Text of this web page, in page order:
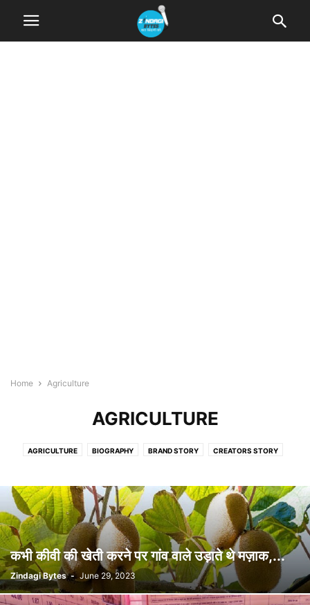
Home Agriculture
AGRICULTURE
AGRICULTURE BIOGRAPHY BRAND STORY CREATORS STORY
SOCIAL STORY STARTUP STORY SUCCESS STORY TOP STORY
VIDEO
कभी कीवी की खेती करने पर गांव वाले उड़ाते थे मज़ाक,...
Zindagi Bytes - June 29, 2023